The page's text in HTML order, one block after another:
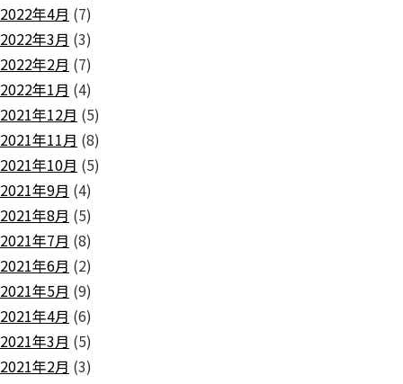
2022年4月 (7)
2022年3月 (3)
2022年2月 (7)
2022年1月 (4)
2021年12月 (5)
2021年11月 (8)
2021年10月 (5)
2021年9月 (4)
2021年8月 (5)
2021年7月 (8)
2021年6月 (2)
2021年5月 (9)
2021年4月 (6)
2021年3月 (5)
2021年2月 (3)